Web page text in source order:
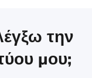
την
μου;